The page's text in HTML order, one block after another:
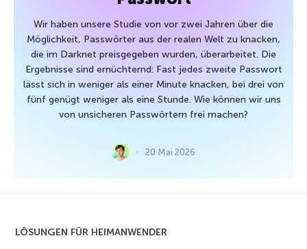
Wir haben unsere Studie von vor zwei Jahren über die
Möglichkeit, Passwörter aus der realen Welt zu knacken,
die im Darknet preisgegeben wurden, überarbeitet. Die
Ergebnisse sind ernüchternd: Fast jedes zweite Passwort
lässt sich in weniger als einer Minute knacken, bei drei von
fünf genügt weniger als eine Stunde. Wie können wir uns
von unsicheren Passwörtern frei machen?
20 Mai 2026
LÖSUNGEN FÜR HEIMANWENDER